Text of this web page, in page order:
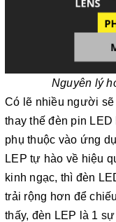
Nguyên lý
Có lẽ nhiều người
thay thế đèn pin
phụ thuộc vào ứng
LEP tự hào về hiệu
kinh ngạc, thì đèn
trải rộng hơn để
thấy, đèn LEP là 1